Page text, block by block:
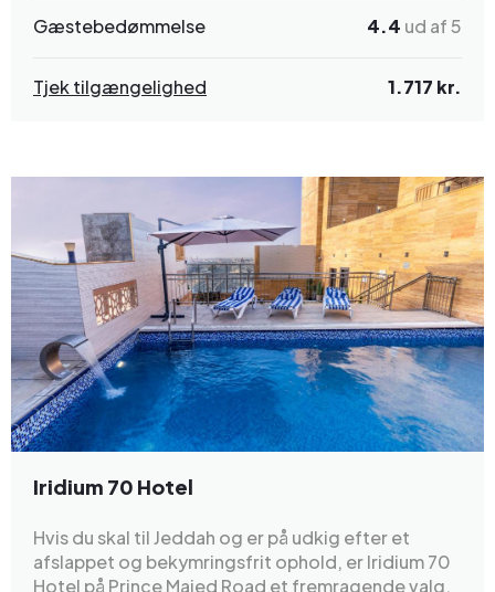
Gæstebedømmelse 4.4 ud af 5
Tjek tilgængelighed 1.717 kr.
Iridium 70 Hotel
Hvis du skal til Jeddah og er på udkig efter et
afslappet og bekymringsfrit ophold, er Iridium 70
Hotel på Prince Majed Road et fremragende valg.